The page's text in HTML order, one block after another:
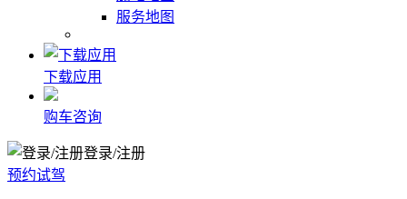
服务地图
下载应用
购车咨询
登录/注册
预约试驾